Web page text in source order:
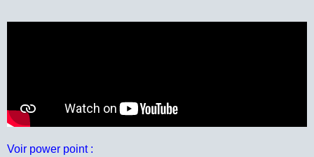
Voir power point :